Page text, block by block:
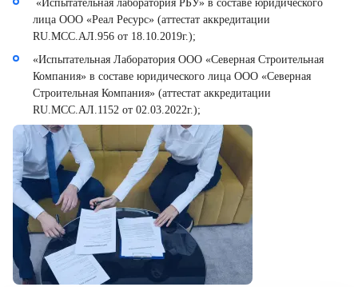
«Испытательная лаборатория РБУ» в составе юридического
лица ООО «Реал Ресурс» (аттестат аккредитации
RU.MCC.АЛ.956 от 18.10.2019г.);
«Испытательная Лаборатория ООО «Северная Строительная
Компания» в составе юридического лица ООО «Северная
Строительная Компания» (аттестат аккредитации
RU.MCC.АЛ.1152 от 02.03.2022г.);